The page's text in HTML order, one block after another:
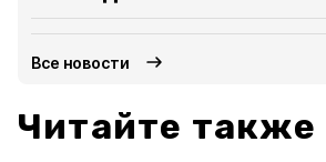
Все новости
Читайте также